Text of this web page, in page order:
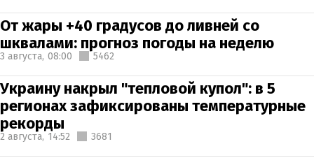
От жары +40 градусов до ливней со
шквалами: прогноз погоды на неделю
3 августа, 08:00 5462
Украину накрыл "тепловой купол": в 5
регионах зафиксированы температурные
рекорды
2 августа, 14:52 3681